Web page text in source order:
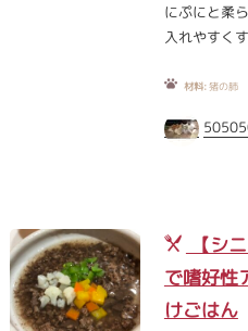
にぷにと柔
入れやすく
材料:猪の肺
【シ
で嗜好性
けごはん